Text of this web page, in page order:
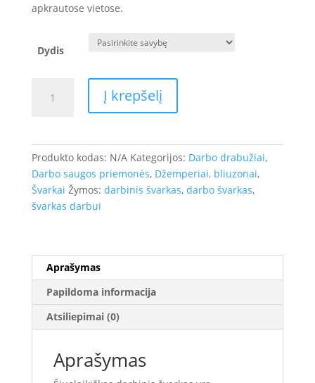
apkrautose vietose.
Dydis
kiekis:
Kapišonu
REVOLT
Į krepšelį
Produkto kodas: N/A Kategorijos: Darbo drabužiai,
Darbo saugos priemonės, Džemperiai, bliuzonai,
Švarkai Žymos: darbinis švarkas, darbo švarkas,
švarkas darbui
Aprašymas
Papildoma informacija
Atsiliepimai (0)
Aprašymas